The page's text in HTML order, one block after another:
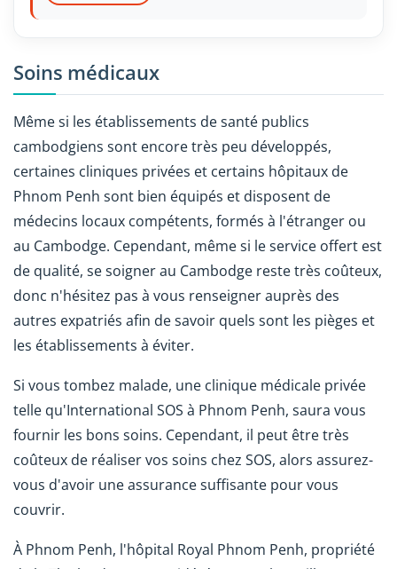
Soins médicaux
Même si les établissements de santé publics
cambodgiens sont encore très peu développés,
certaines cliniques privées et certains hôpitaux de
Phnom Penh sont bien équipés et disposent de
médecins locaux compétents, formés à l'étranger ou
au Cambodge. Cependant, même si le service offert est
de qualité, se soigner au Cambodge reste très coûteux,
donc n'hésitez pas à vous renseigner auprès des
autres expatriés afin de savoir quels sont les pièges et
les établissements à éviter.
Si vous tombez malade, une clinique médicale privée
telle qu'International SOS à Phnom Penh, saura vous
fournir les bons soins. Cependant, il peut être très
coûteux de réaliser vos soins chez SOS, alors assurez-
vous d'avoir une assurance suffisante pour vous
couvrir.
À Phnom Penh, l'hôpital Royal Phnom Penh, propriété